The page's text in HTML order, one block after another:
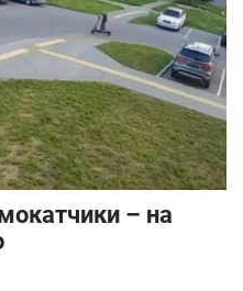
– на